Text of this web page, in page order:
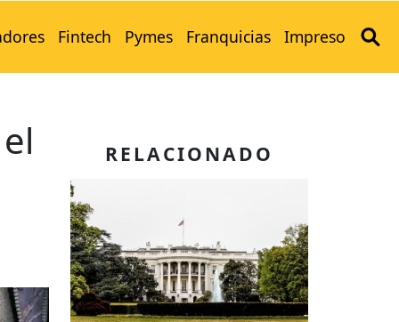
Fintech Pymes Franquicias Impreso
RELACIONADO